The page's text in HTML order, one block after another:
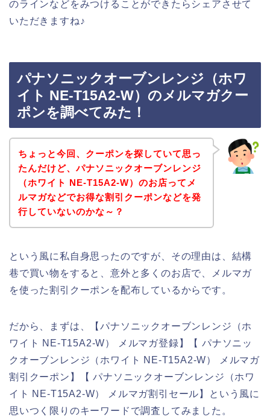
のラインなどをみつけることができたらシェアさせて
いただきますね♪
パナソニックオーブンレンジ（ホワ
イト NE-T15A2-W）のメルマガクー
ポンを調べてみた！
ちょっと今回、クーポンを探していて思っ
たんだけど、パナソニックオーブンレンジ
（ホワイト NE-T15A2-W）のお店ってメ
ルマガなどでお得な割引クーポンなどを発
行していないのかな～？
という風に私自身思ったのですが、その理由は、結構
巷で買い物をすると、意外と多くのお店で、メルマガ
を使った割引クーポンを配布しているからです。
だから、まずは、【パナソニックオーブンレンジ（ホ
ワイト NE-T15A2-W） メルマガ登録】【 パナソニッ
クオーブンレンジ（ホワイト NE-T15A2-W） メルマガ
割引クーポン】【 パナソニックオーブンレンジ（ホワ
イト NE-T15A2-W） メルマガ割引セール】という風に
思いつく限りのキーワードで調査してみました。